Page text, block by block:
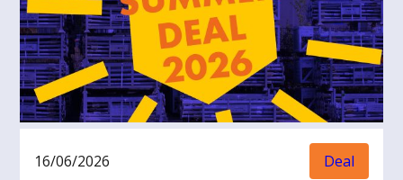
de
retours
d’expérience
sur
les
chantiers
16/06/2026 Deal